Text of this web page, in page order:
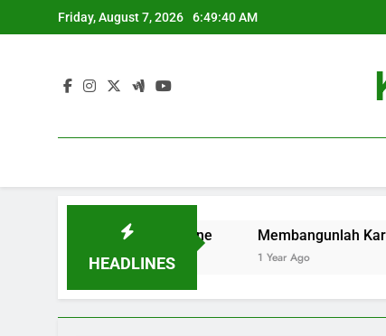
to
Friday, August 7, 2026 6:49:41 AM
HEADLINES
dan Kuliah Online Membangunlah Karir Melalui
1 Year Ago